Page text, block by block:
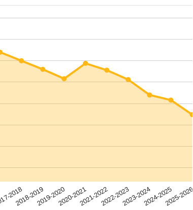
2018
2018-20192019-20202020-20212021-20222022-20232023-20242024-20252025-2026